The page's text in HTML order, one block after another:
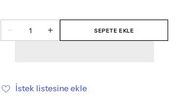
mevcutmevcut
mevcut
mevcutmevcut
mevcut
mevcut
mevcut
Air
Smoke
için
Nike
Air
Smoke
için
SEPETE EKLE
İstek listesine ekle